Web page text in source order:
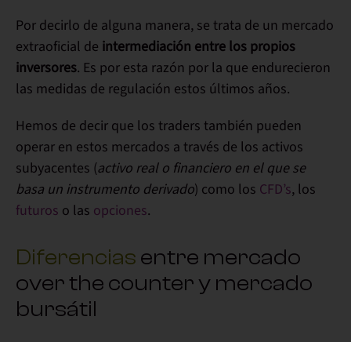
Por decirlo de alguna manera, se trata de un mercado
extraoficial de intermediación entre los propios
inversores. Es por esta razón por la que endurecieron
las medidas de regulación estos últimos años.
Hemos de decir que los traders también pueden
operar en estos mercados a través de los activos
subyacentes (activo real o financiero en el que se
basa un instrumento derivado) como los CFD’s, los
futuros o las opciones.
Diferencias entre mercado
over the counter y mercado
bursátil